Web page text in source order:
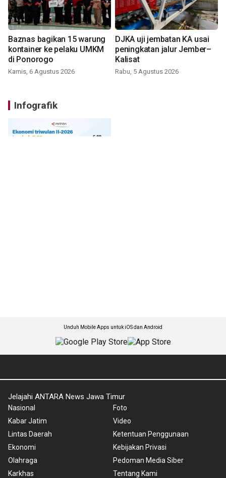
Baznas bagikan 15 warung
kontainer ke pelaku UMKM
di Ponorogo
Kamis, 6 Agustus 2026
DJKA uji jembatan KA usai
peningkatan jalur Jember–
Kalisat
Rabu, 5 Agustus 2026
Infografik
Unduh Mobile Apps untuk iOS dan Android
Jelajahi ANTARA News Jawa Timur
Nasional
Kabar Jatim
Lintas Daerah
Ekonomi
Olahraga
Karkhas
Foto
Video
Ketentuan Penggunaan
Kebijakan Privasi
Pedoman Media Siber
Tentang Kami